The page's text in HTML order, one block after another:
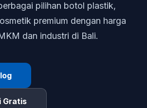
pilihan botol plastik,
premium dengan harga
dan industri di Bali.
Gratis